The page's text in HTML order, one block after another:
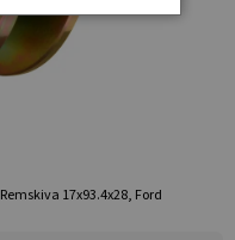
Remskiva 17x93.4x28, Ford